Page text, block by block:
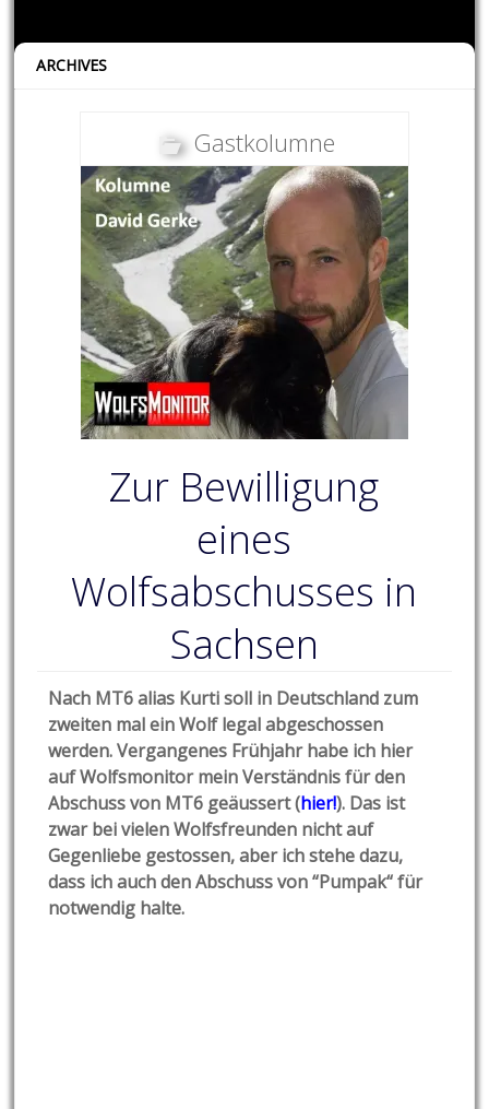
ARCHIVES
Gastkolumne
Zur Bewilligung
eines
Wolfsabschusses in
Sachsen
Nach MT6 alias Kurti soll in Deutschland zum
zweiten mal ein Wolf legal abgeschossen
werden. Vergangenes Frühjahr habe ich hier
auf Wolfsmonitor mein Verständnis für den
Abschuss von MT6 geäussert (hier!). Das ist
zwar bei vielen Wolfsfreunden nicht auf
Gegenliebe gestossen, aber ich stehe dazu,
dass ich auch den Abschuss von “Pumpak“ für
notwendig halte.